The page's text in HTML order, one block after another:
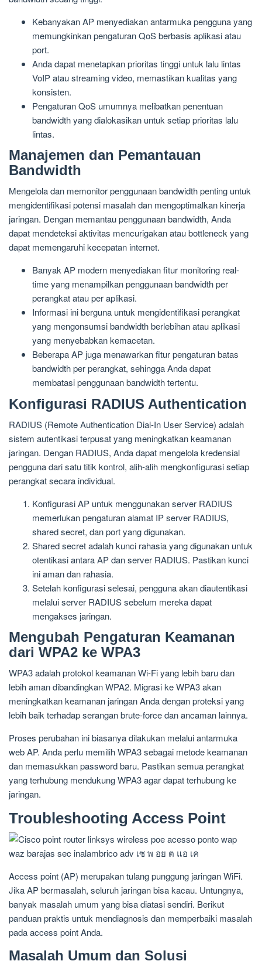
Kebanyakan AP menyediakan antarmuka pengguna yang
memungkinkan pengaturan QoS berbasis aplikasi atau
port.
Anda dapat menetapkan prioritas tinggi untuk lalu lintas
VoIP atau streaming video, memastikan kualitas yang
konsisten.
Pengaturan QoS umumnya melibatkan penentuan
bandwidth yang dialokasikan untuk setiap prioritas lalu
lintas.
Manajemen dan Pemantauan
Bandwidth
Mengelola dan memonitor penggunaan bandwidth penting untuk
mengidentifikasi potensi masalah dan mengoptimalkan kinerja
jaringan. Dengan memantau penggunaan bandwidth, Anda
dapat mendeteksi aktivitas mencurigakan atau bottleneck yang
dapat memengaruhi kecepatan internet.
Banyak AP modern menyediakan fitur monitoring real-
time yang menampilkan penggunaan bandwidth per
perangkat atau per aplikasi.
Informasi ini berguna untuk mengidentifikasi perangkat
yang mengonsumsi bandwidth berlebihan atau aplikasi
yang menyebabkan kemacetan.
Beberapa AP juga menawarkan fitur pengaturan batas
bandwidth per perangkat, sehingga Anda dapat
membatasi penggunaan bandwidth tertentu.
Konfigurasi RADIUS Authentication
RADIUS (Remote Authentication Dial-In User Service) adalah
sistem autentikasi terpusat yang meningkatkan keamanan
jaringan. Dengan RADIUS, Anda dapat mengelola kredensial
pengguna dari satu titik kontrol, alih-alih mengkonfigurasi setiap
perangkat secara individual.
Konfigurasi AP untuk menggunakan server RADIUS
memerlukan pengaturan alamat IP server RADIUS,
shared secret, dan port yang digunakan.
Shared secret adalah kunci rahasia yang digunakan untuk
otentikasi antara AP dan server RADIUS. Pastikan kunci
ini aman dan rahasia.
Setelah konfigurasi selesai, pengguna akan diautentikasi
melalui server RADIUS sebelum mereka dapat
mengakses jaringan.
Mengubah Pengaturan Keamanan
dari WPA2 ke WPA3
WPA3 adalah protokol keamanan Wi-Fi yang lebih baru dan
lebih aman dibandingkan WPA2. Migrasi ke WPA3 akan
meningkatkan keamanan jaringan Anda dengan proteksi yang
lebih baik terhadap serangan brute-force dan ancaman lainnya.
Proses perubahan ini biasanya dilakukan melalui antarmuka
web AP. Anda perlu memilih WPA3 sebagai metode keamanan
dan memasukkan password baru. Pastikan semua perangkat
yang terhubung mendukung WPA3 agar dapat terhubung ke
jaringan.
Troubleshooting Access Point
Access point (AP) merupakan tulang punggung jaringan WiFi.
Jika AP bermasalah, seluruh jaringan bisa kacau. Untungnya,
banyak masalah umum yang bisa diatasi sendiri. Berikut
panduan praktis untuk mendiagnosis dan memperbaiki masalah
pada access point Anda.
Masalah Umum dan Solusi